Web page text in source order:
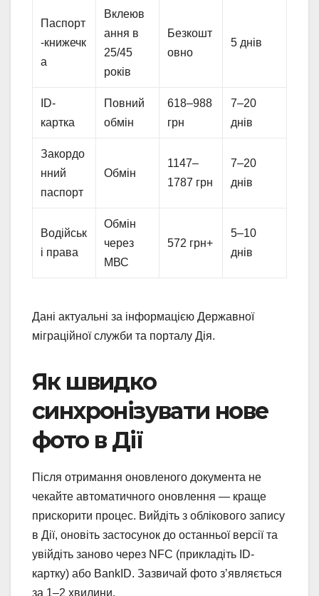
Паспорт
-книжечк
а
Вклеюв
ання в
25/45
років
Безкошт
овно
5 днів
ID-
картка
Повний
обмін
618–988
грн
7–20
днів
Закордо
нний
паспорт
Обмін
1147–
1787 грн
7–20
днів
Водійськ
і права
Обмін
через
МВС
572 грн+
5–10
днів
Дані актуальні за інформацією Державної
міграційної служби та порталу Дія.
Як швидко
синхронізувати нове
фото в Дії
Після отримання оновленого документа не
чекайте автоматичного оновлення — краще
прискорити процес. Вийдіть з облікового запису
в Дії, оновіть застосунок до останньої версії та
увійдіть заново через NFC (прикладіть ID-
картку) або BankID. Зазвичай фото з’являється
за 1–2 хвилини.